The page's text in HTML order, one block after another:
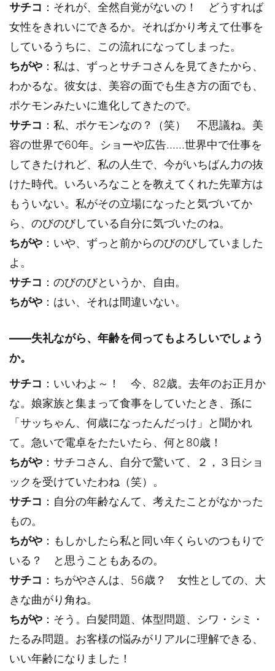
サチコ ：それが、全然自覚がないの！ どうすれば
女性をきれいにできるか。そればかり考えて仕事を
しているうちに、この流れになってしまった。
ちがや ：私は、ずっとサチコさんを見てきたから、
わかるな。彼女は、美容の面でも生き方の面でも、
ポケモンみたいに進化してきたので。
サチコ ：私、ポケモンなの？（笑） 不思議ね。美
容の世界で60年。ショーや広告……世界中で仕事を
してきたけれど、私の人生で、今がいちばん力の抜
けた時代。いろいろなことを教えてくれた先輩方は
もういない。私がその立場になったと気づいてか
ら、のびのびしている自分に気づいたのね。
ちがや ：いや、ずっと前からのびのびしていました
よ。
サチコ ：のびのびというか、自由。
ちがや ：はい、それは間違いない。
――失礼ながら、年齢を伺ってもよろしいでしょう
か。
サチコ ：いいわよ～！ 今、82歳。去年のお正月か
な。娘家族と集まって食事をしていたとき、孫に
「サッちゃん、何歳になったんだっけ」と聞かれ
て。急いで電卓をたたいたら、何と80歳！
ちがや ：サチコさん、自分で驚いて、２，３日ショ
ックを受けていたわね（笑）。
サチコ ：自分の年齢なんて、考えたことがなかった
もの。
ちがや ：もしかしたら私と同い年くらいのつもりで
いる？ と思うこともあるの。
サチコ ：ちがやさんは、56歳？ 女性としての、大
きな曲がり角ね。
ちがや ：そう。白髪問題、体型問題、シワ・シミ・
たるみ問題。お客様の悩みがリアルに理解できる、
いい年齢になりました！